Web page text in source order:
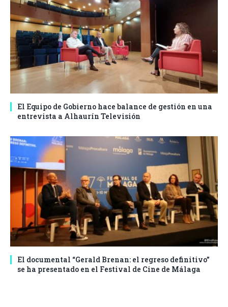
El Equipo de Gobierno hace balance de gestión en una
entrevista a Alhaurín Televisión
El documental “Gerald Brenan: el regreso definitivo”
se ha presentado en el Festival de Cine de Málaga